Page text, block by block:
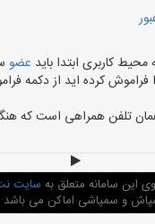
محیط کاربری ابتدا باید عضو
فراموش کرده اید از دکمه
تلفن همراهی است که
این سامانه متعلق به سایت
و سمپاشی اماکن می باشد